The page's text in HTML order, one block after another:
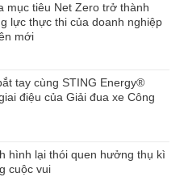
mục tiêu Net Zero trở thành
lực thực thi của doanh nghiệp
mới
tay cùng STING Energy®
điệu của Giải đua xe Công
hình lại thói quen hưởng thụ kì
cuộc vui